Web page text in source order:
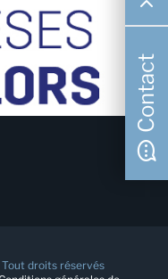
droits réservés
Contact